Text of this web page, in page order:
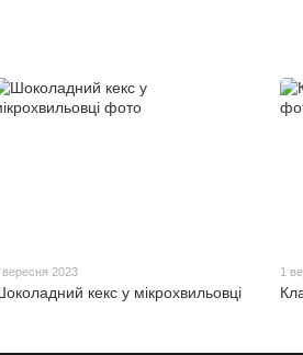
вересня 2023
кекс у мікрохвильовці
1